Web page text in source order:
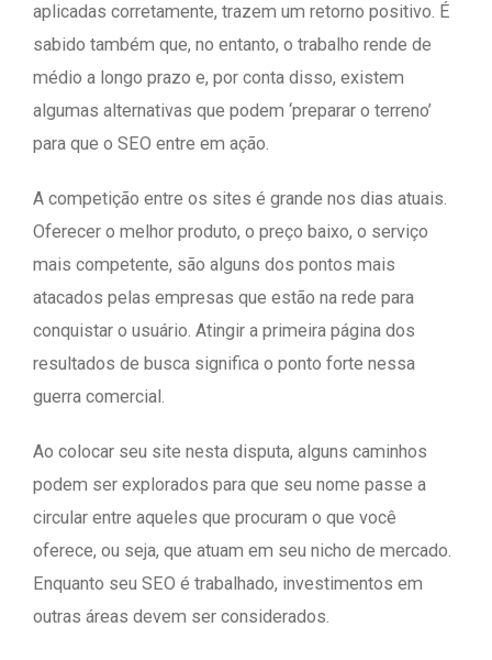
aplicadas corretamente, trazem um retorno positivo. É
sabido também que, no entanto, o trabalho rende de
médio a longo prazo e, por conta disso, existem
algumas alternativas que podem ‘preparar o terreno’
para que o SEO entre em ação.
A competição entre os sites é grande nos dias atuais.
Oferecer o melhor produto, o preço baixo, o serviço
mais competente, são alguns dos pontos mais
atacados pelas empresas que estão na rede para
conquistar o usuário. Atingir a primeira página dos
resultados de busca significa o ponto forte nessa
guerra comercial.
Ao colocar seu site nesta disputa, alguns caminhos
podem ser explorados para que seu nome passe a
circular entre aqueles que procuram o que você
oferece, ou seja, que atuam em seu nicho de mercado.
Enquanto seu SEO é trabalhado, investimentos em
outras áreas devem ser considerados.